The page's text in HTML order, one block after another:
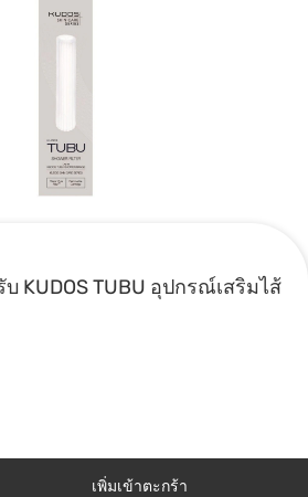
KUDOS TUBU อุปกรณ์เสริมไส้
เพิ่มเข้าตะกร้า